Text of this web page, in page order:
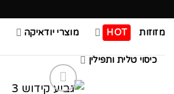
מזוזות HOT מוצרי יודאיקה
כיסוי טלית ותפילין